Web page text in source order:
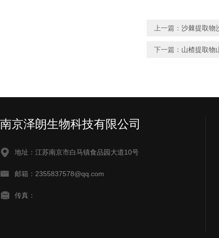
上一篇： 沙棘提取物
下一篇： 山楂提取物
南京泽朗生物科技有限公司
地址：江苏南京市白马镇食品园大道10号
邮箱：2355837578@qq.com
传真：